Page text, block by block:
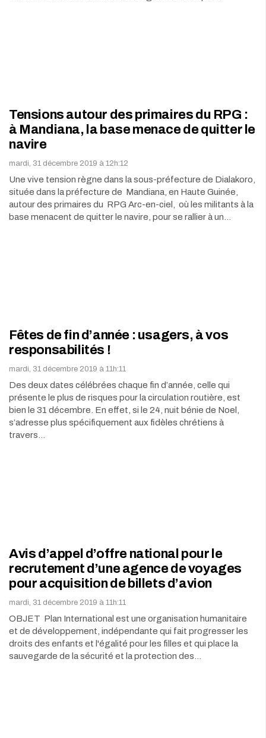
Tensions autour des primaires du RPG :
à Mandiana, la base menace de quitter le
navire
mardi, 31 décembre 2019 à 12h:12
Une vive tension règne dans la sous-préfecture de Dialakoro,
située dans la préfecture de Mandiana, en Haute Guinée,
autour des primaires du RPG Arc-en-ciel, où les militants à la
base menacent de quitter le navire, pour se rallier à un…
Fêtes de fin d’année : usagers, à vos
responsabilités !
mardi, 31 décembre 2019 à 11h:11
Des deux dates célébrées chaque fin d’année, celle qui
présente le plus de risques pour la circulation routière, est
bien le 31 décembre. En effet, si le 24, nuit bénie de Noel,
s’adresse plus spécifiquement aux fidèles chrétiens à
travers…
Avis d’appel d’offre national pour le
recrutement d’une agence de voyages
pour acquisition de billets d’avion
mardi, 31 décembre 2019 à 11h:11
OBJET Plan International est une organisation humanitaire
et de développement, indépendante qui fait progresser les
droits des enfants et l'égalité pour les filles et qui place la
sauvegarde de la sécurité et la protection des…